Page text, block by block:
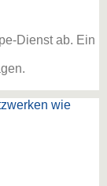
Dienst ab. Ein